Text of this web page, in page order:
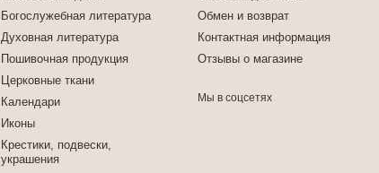
Богослужебная литература
Духовная литература
Пошивочная продукция
Церковные ткани
Календари
Иконы
Крестики, подвески,
украшения
Обмен и возврат
Контактная информация
Отзывы о магазине
Мы в соцсетях